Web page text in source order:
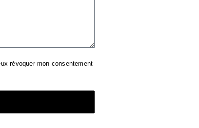
révoquer mon consentement